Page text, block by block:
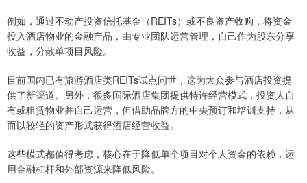
例如，通过不动产投资信托基金（REITs）或不良资产收购，将资金
投入酒店物业的金融产品，由专业团队运营管理，自己作为股东分享
收益，分散单项目风险。
目前国内已有旅游酒店类REITs试点问世，这为大众参与酒店投资提
供了新渠道。另外，很多国际酒店集团提供特许经营模式，投资人自
有或租赁物业并自己运营，但借助品牌方的中央预订和培训支持，从
而以较轻的资产形式获得酒店经营收益。
这些模式都值得考虑，核心在于降低单个项目对个人资金的依赖，运
用金融杠杆和外部资源来降低风险。